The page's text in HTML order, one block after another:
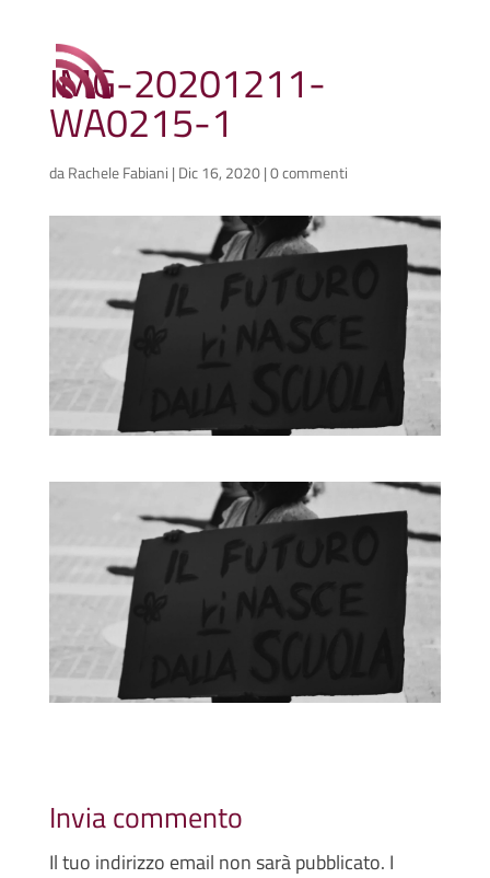
IMG-20201211-
WA0215-1
daRachele Fabiani | Dic 16, 2020|0 commenti
Invia commento
Il tuo indirizzo email non sarà pubblicato. I